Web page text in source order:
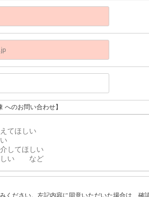
へのお問い合わせ】
ください。左記内容に同意いただいた場合は、確